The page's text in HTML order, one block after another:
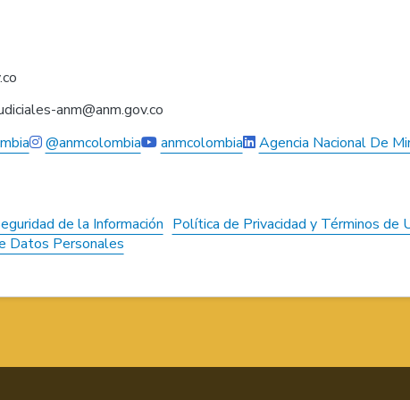
anm@anm.gov.co
@anmcolombia anmcolombia Agencia Nacional De
de la Información Política de Privacidad y Términos de
Datos Personales